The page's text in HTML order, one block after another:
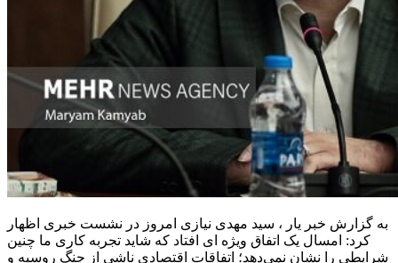
به گزارش خبر یار ، سید مهدی نیازی امروز در نشست خبری اظهار
کرد: امسال یک اتفاق ویژه ای افتاد که شاید تجربه کاری ما چنین
شرایطی را نشان نمی‌دهد؛ اتفاقات اقتصادی ناشی از جنگ روسیه و